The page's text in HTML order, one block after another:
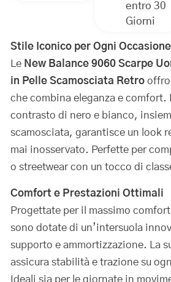
entro 30
Giorni
Stile Iconico per Ogni Occasione
Le New Balance 9060 Scarpe
in Pelle Scamosciata Retro
che combina eleganza e comfort.
contrasto di nero e bianco,
scamosciata, garantisce un look
mai inosservato. Perfette per
o streetwear con un tocco di
Comfort e Prestazioni Ottimali
Progettate per il massimo
sono dotate di un’intersuola
supporto e ammortizzazione. La
assicura stabilità e trazione su
Ideali sia per le giornate in